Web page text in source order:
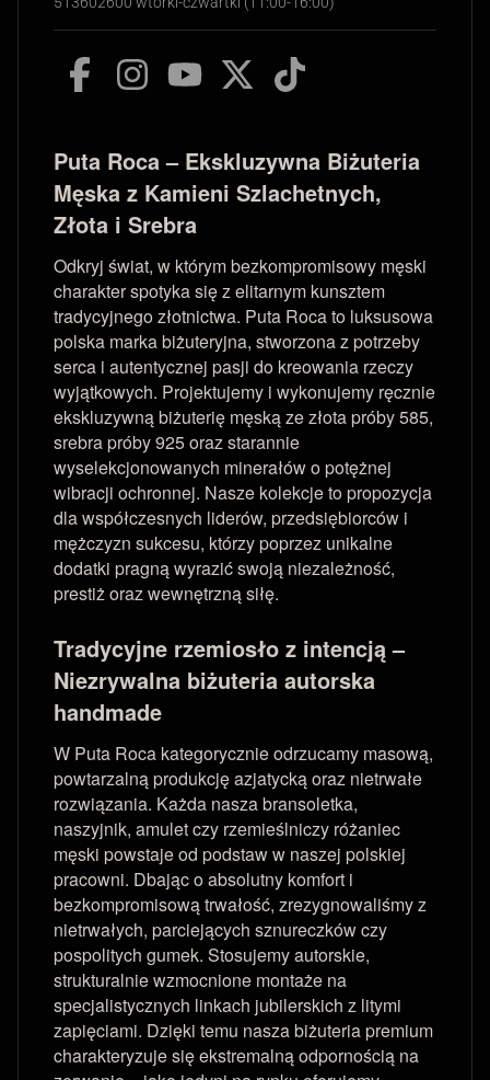
Puta Roca – Ekskluzywna Biżuteria
Męska z Kamieni Szlachetnych,
Złota i Srebra
Odkryj świat, w którym bezkompromisowy męski
charakter spotyka się z elitarnym kunsztem
tradycyjnego złotnictwa. Puta Roca to luksusowa
polska marka biżuteryjna, stworzona z potrzeby
serca i autentycznej pasji do kreowania rzeczy
wyjątkowych. Projektujemy i wykonujemy ręcznie
ekskluzywną biżuterię męską ze złota próby 585,
srebra próby 925 oraz starannie
wyselekcjonowanych minerałów o potężnej
wibracji ochronnej. Nasze kolekcje to propozycja
dla współczesnych liderów, przedsiębiorców i
mężczyzn sukcesu, którzy poprzez unikalne
dodatki pragną wyrazić swoją niezależność,
prestiż oraz wewnętrzną siłę.
Tradycyjne rzemiosło z intencją –
Niezrywalna biżuteria autorska
handmade
W Puta Roca kategorycznie odrzucamy masową,
powtarzalną produkcję azjatycką oraz nietrwałe
rozwiązania. Każda nasza bransoletka,
naszyjnik, amulet czy rzemieślniczy różaniec
męski powstaje od podstaw w naszej polskiej
pracowni. Dbając o absolutny komfort i
bezkompromisową trwałość, zrezygnowaliśmy z
nietrwałych, parciejących sznureczków czy
pospolitych gumek. Stosujemy autorskie,
strukturalnie wzmocnione montaże na
specjalistycznych linkach jubilerskich z litymi
zapięciami. Dzięki temu nasza biżuteria premium
charakteryzuje się ekstremalną odpornością na